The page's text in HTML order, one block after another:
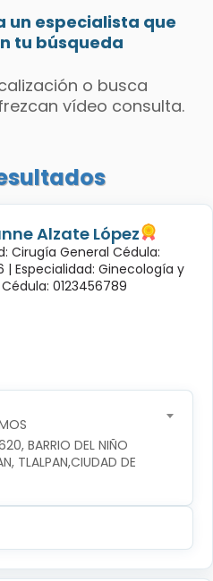
un especialista que
tu búsqueda
o busca
vídeo consulta.
Alzate López
Cirugía General Cédula:
| Especialidad: Ginecología y
0123456789
BARRIO DEL NIÑO
TLALPAN,CIUDAD DE